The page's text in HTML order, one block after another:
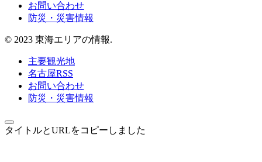
お問い合わせ
防災・災害情報
© 2023 東海エリアの情報.
主要観光地
名古屋RSS
お問い合わせ
防災・災害情報
タイトルとURLをコピーしました